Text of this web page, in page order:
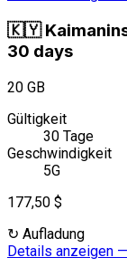
🇰🇾
30 days
20 GB
Gültigkeit
30 Tage
Geschwindigkeit
5G
177,50 $
↻ Aufladung
Details anzeigen —